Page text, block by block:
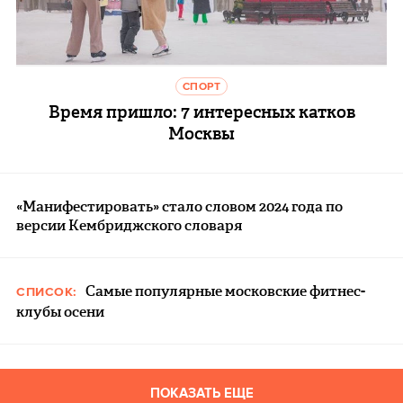
СПОРТ
Время пришло: 7 интересных катков
Москвы
«Манифестировать» стало словом 2024 года по
версии Кембриджского словаря
СПИСОК:
Самые популярные московские фитнес-
клубы осени
ПОКАЗАТЬ ЕЩЕ